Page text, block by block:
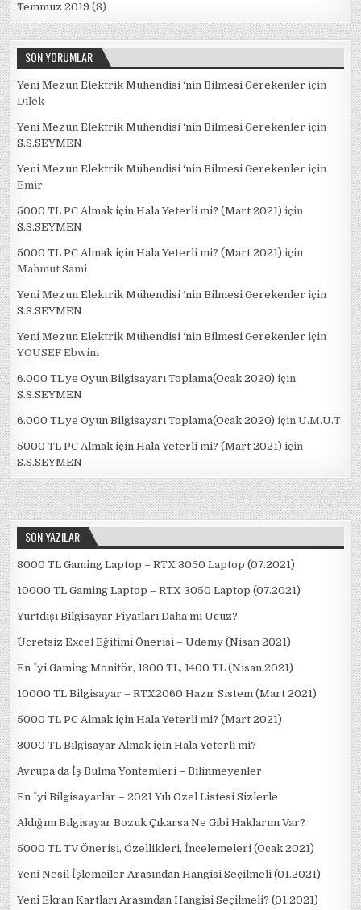
Temmuz 2019 (8)
SON YORUMLAR
Yeni Mezun Elektrik Mühendisi ‘nin Bilmesi Gerekenler için
Dilek
Yeni Mezun Elektrik Mühendisi ‘nin Bilmesi Gerekenler için
S.S.SEYMEN
Yeni Mezun Elektrik Mühendisi ‘nin Bilmesi Gerekenler için
Emir
5000 TL PC Almak için Hala Yeterli mi? (Mart 2021) için
S.S.SEYMEN
5000 TL PC Almak için Hala Yeterli mi? (Mart 2021) için
Mahmut Sami
Yeni Mezun Elektrik Mühendisi ‘nin Bilmesi Gerekenler için
S.S.SEYMEN
Yeni Mezun Elektrik Mühendisi ‘nin Bilmesi Gerekenler için
YOUSEF Ebwini
6.000 TL’ye Oyun Bilgisayarı Toplama(Ocak 2020) için
S.S.SEYMEN
6.000 TL’ye Oyun Bilgisayarı Toplama(Ocak 2020) içinU.M.U.T
5000 TL PC Almak için Hala Yeterli mi? (Mart 2021) için
S.S.SEYMEN
SON YAZILAR
8000 TL Gaming Laptop – RTX 3050 Laptop (07.2021)
10000 TL Gaming Laptop – RTX 3050 Laptop (07.2021)
Yurtdışı Bilgisayar Fiyatları Daha mı Ucuz?
Ücretsiz Excel Eğitimi Önerisi – Udemy (Nisan 2021)
En İyi Gaming Monitör, 1300 TL, 1400 TL (Nisan 2021)
10000 TL Bilgisayar – RTX2060 Hazır Sistem (Mart 2021)
5000 TL PC Almak için Hala Yeterli mi? (Mart 2021)
3000 TL Bilgisayar Almak için Hala Yeterli mi?
Avrupa’da İş Bulma Yöntemleri – Bilinmeyenler
En İyi Bilgisayarlar – 2021 Yılı Özel Listesi Sizlerle
Aldığım Bilgisayar Bozuk Çıkarsa Ne Gibi Haklarım Var?
5000 TL TV Önerisi, Özellikleri, İncelemeleri (Ocak 2021)
Yeni Nesil İşlemciler Arasından Hangisi Seçilmeli (01.2021)
Yeni Ekran Kartları Arasından Hangisi Seçilmeli? (01.2021)